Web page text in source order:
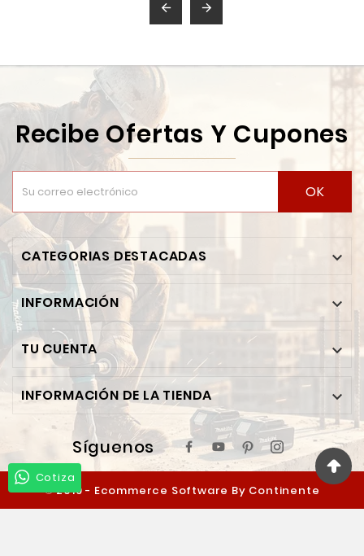
 
Recibe Ofertas Y Cupones
OK
CATEGORIAS DESTACADAS 
INFORMACIÓN 
TU CUENTA 
INFORMACIÓN DE LA TIENDA 
Síguenos
© 2019 - Ecommerce Software By Continente
Ferretero™
Cotiza